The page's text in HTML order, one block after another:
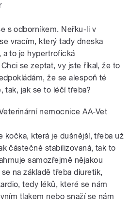
s odborníkem. Neřku-li v
vracím, který tady dneska
a to je hypertrofická
se zeptat, vy jste říkal, že to
že se alespoň té
tak, jak se to léčí třeba?
nemocnice AA-Vet
kočka, která je dušnější, třeba už
částečně stabilizovaná, tak to
samozřejmě nějakou
na základě třeba diuretik,
tedy léků, které se nám
tlakem nebo snaží se nám